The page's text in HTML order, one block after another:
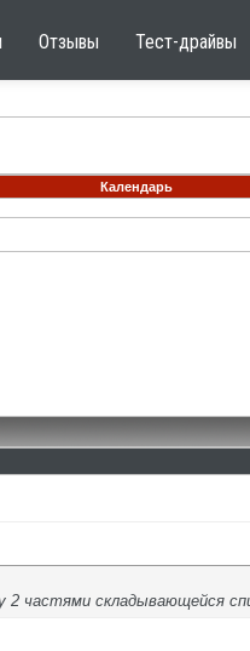
Отзывы Тест-драйвы
Календарь
частями складывающейся